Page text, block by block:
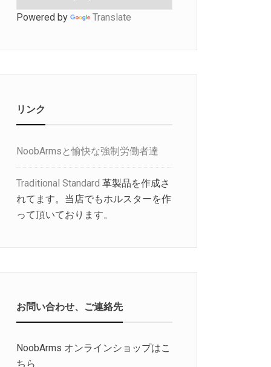
Powered by Translate
リンク
NoobArmsと愉快な強制労働者達
Traditional Standard 革製品を作成さ
れてます。当店でもホルスターを作
って頂いております。
お問い合わせ、ご連絡先
NoobArms オンラインショップはこ
ちら